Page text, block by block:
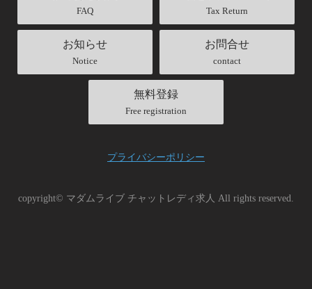
FAQ Tax Return
お知らせ
Notice
お問合せ
contact
無料登録
Free registration
プライバシーポリシー
copyright© マダムライブ チャットレディ求人 All rights reserved.